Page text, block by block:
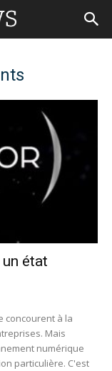
un état
concourent à la
Mais
numérique
particulière. C'est